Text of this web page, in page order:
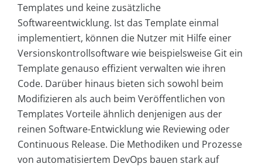
Templates und keine zusätzliche
Softwareentwicklung. Ist das Template einmal
implementiert, können die Nutzer mit Hilfe einer
Versionskontrollsoftware wie beispielsweise Git ein
Template genauso effizient verwalten wie ihren
Code. Darüber hinaus bieten sich sowohl beim
Modifizieren als auch beim Veröffentlichen von
Templates Vorteile ähnlich denjenigen aus der
reinen Software-Entwicklung wie Reviewing oder
Continuous Release. Die Methodiken und Prozesse
von automatisiertem DevOps bauen stark auf